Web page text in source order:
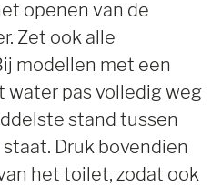
openen van de
Zet ook alle
modellen met een
water pas volledig weg
stand tussen
Druk bovendien
het toilet, zodat ook